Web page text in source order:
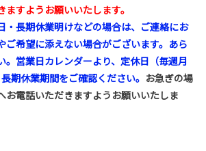
すようお願いいたします。
長期休業明けなどの場合は、ご連絡にお
ご希望に添えない場合がございます。あら
。営業日カレンダーより、定休日（毎週月
期休業期間をご確認ください。 お急ぎの場
お電話いただきますようお願いいたしま